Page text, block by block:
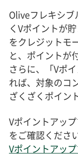
Oliveフレキシ
くVポイントが
をクレジットモ
と、ポイントが
さらに、「Vポ
れば、対象のコ
ざくざくポイン
Vポイントアッ
をご確認くださ
Vポイントアッ